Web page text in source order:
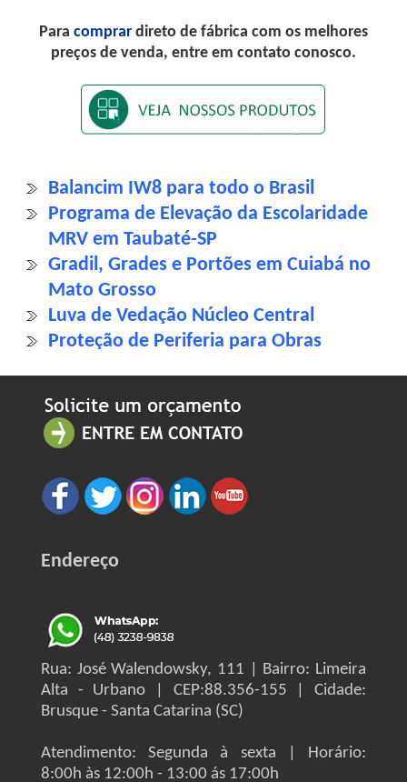
Para comprar direto de fábrica com os melhores
preços de venda, entre em contato conosco.
Balancim IW8 para todo o Brasil
Programa de Elevação da Escolaridade
MRV em Taubaté-SP
Gradil, Grades e Portões em Cuiabá no
Mato Grosso
Luva de Vedação Núcleo Central
Proteção de Periferia para Obras
Endereço
Rua: José Walendowsky, 111 | Bairro: Limeira
Alta - Urbano | CEP:88.356-155 | Cidade:
Brusque - Santa Catarina (SC)
Atendimento: Segunda à sexta | Horário:
8:00h às 12:00h - 13:00 ás 17:00h